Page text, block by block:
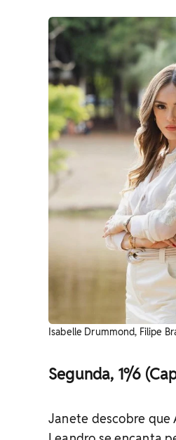
Isabelle Drummond, Filipe
Segunda, 1º/6
Janete descobre que